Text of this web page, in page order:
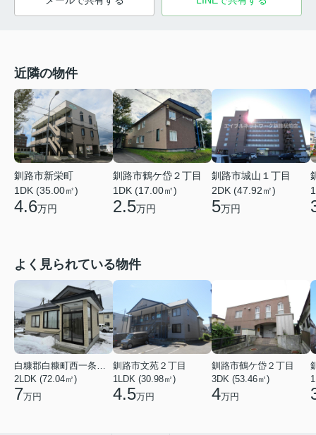
近隣の物件
釧路市新栄町
1DK (35.00㎡)
4.6万円
釧路市鶴ケ岱２丁目
1DK (17.00㎡)
2.5万円
釧路市城山１丁目
2DK (47.92㎡)
5万円
よく見られている物件
白糠郡白糠町西一条南４丁目
2LDK (72.04㎡)
7万円
釧路市文苑２丁目
1LDK (30.98㎡)
4.5万円
釧路市鶴ケ岱２丁目
3DK (53.46㎡)
4万円